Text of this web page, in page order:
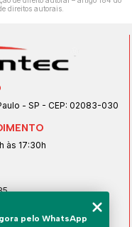
direitos autorais.
- SP - CEP: 02083-030
às 17:30h
pelo WhatsApp